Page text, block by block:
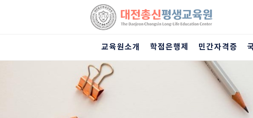
교육원소개 학점은행제 민간자격증
Previous